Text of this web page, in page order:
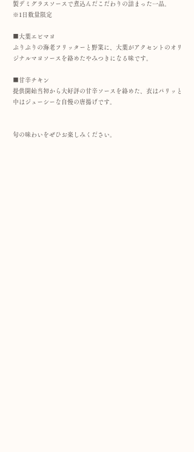
製デミグラスソースで煮込んだこだわりの詰まった一品。
※1日数量限定
■大葉エビマヨ
ぷりぷりの海老フリッターと野菜に、大葉がアクセントのオリ
ジナルマヨソースを絡めたやみつきになる味です。
■甘辛チキン
提供開始当初から大好評の甘辛ソースを絡めた、衣はパリッと
中はジューシーな自慢の唐揚げです。
旬の味わいをぜひお楽しみください。